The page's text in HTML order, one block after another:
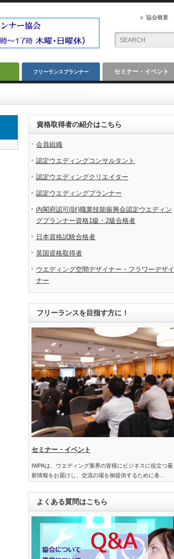
協会概要
フリーランスプランナー セミナー・イベント
資格取得者の紹介はこちら
会員組織
認定ウエディングコンサルタント
認定ウエディングクリエイター
認定ウエディングプランナー
内閣府認可(財)職業技能振興会認定ウエディン
グプランナー資格1級・2級合格者
日本資格試験合格者
英国資格取得者
ウエディング空間デザイナー・フラワーデザイ
ナー
フリーランスを目指す方に！
セミナー・イベント
IWPAは、ウエディング業界の皆様にビジネスに役立つ最
新情報をお届けし、交流の場を御提供するために各…
よくある質問はこちら